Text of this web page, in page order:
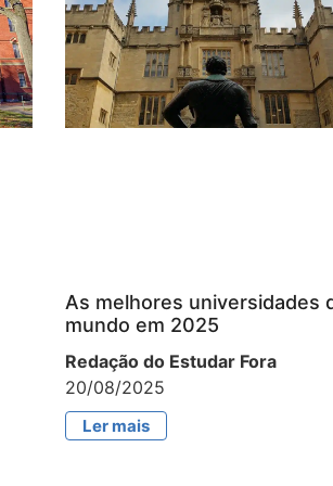
As melhores universidades
mundo em 2025
Redação do Estudar Fora
20/08/2025
Ler mais